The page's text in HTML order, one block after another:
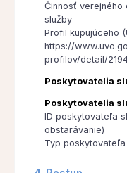
Činnosť
služby
Profil kupujúceho
https://
profilov/detail/
Poskytovatelia
Poskytovatelia
ID poskytovateľa
obstarávanie)
Typ poskytovateľa